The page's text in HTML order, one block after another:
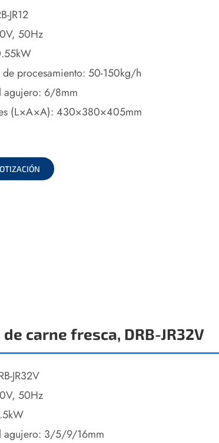
JR12
50Hz
procesamiento: 50-150kg/h
agujero: 6/8mm
(L×A×A): 430×380×405mm
carne fresca, DRB-JR32V
JR32V
50Hz
agujero: 3/5/9/16mm